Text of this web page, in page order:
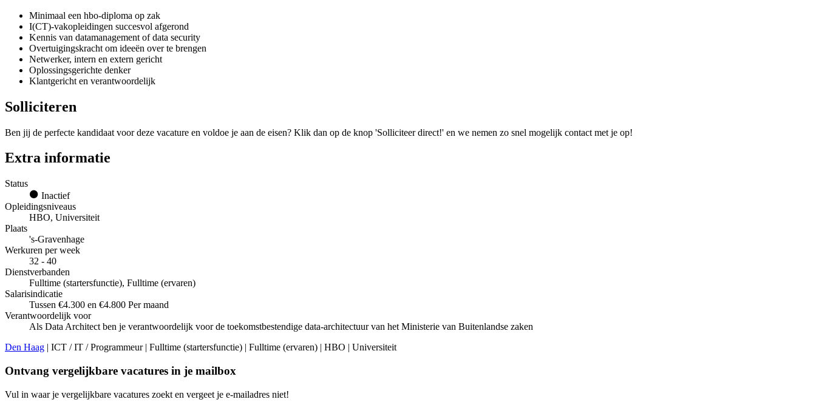
Minimaal een hbo-diploma op zak
I(CT)-vakopleidingen succesvol afgerond
Kennis van datamanagement of data security
Overtuigingskracht om ideeën over te brengen
Netwerker, intern en extern gericht
Oplossingsgerichte denker
Klantgericht en verantwoordelijk
Solliciteren
Ben jij de perfecte kandidaat voor deze vacature en voldoe je aan de eisen? Klik dan op de knop 'Solliciteer direct!' en we nemen zo snel mogelijk contact met je op!
Extra informatie
Status
Inactief
Opleidingsniveaus
HBO, Universiteit
Plaats
's-Gravenhage
Werkuren per week
32 - 40
Dienstverbanden
Fulltime (startersfunctie), Fulltime (ervaren)
Salarisindicatie
Tussen €4.300 en €4.800 Per maand
Verantwoordelijk voor
Als Data Architect ben je verantwoordelijk voor de toekomstbestendige data-architectuur van het Ministerie van Buitenlandse zaken
Den Haag | ICT / IT / Programmeur | Fulltime (startersfunctie) | Fulltime (ervaren) | HBO | Universiteit
Ontvang vergelijkbare vacatures in je mailbox
Vul in waar je vergelijkbare vacatures zoekt en vergeet je e-mailadres niet!